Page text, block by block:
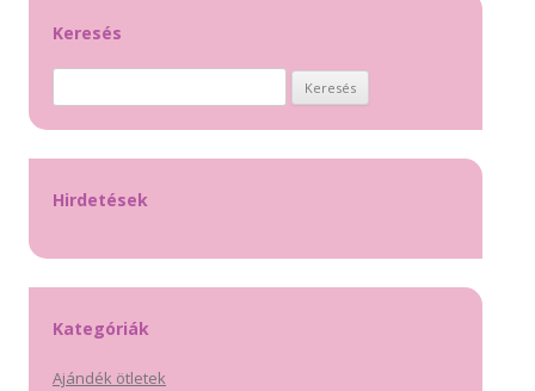
Keresés
Hirdetések
Kategóriák
Ajándék ötletek